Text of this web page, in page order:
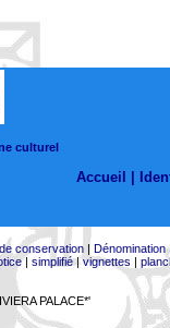
culturel
Accueil |
conservation| Dénomination
| simplifié|vignettes |
PALACE*'